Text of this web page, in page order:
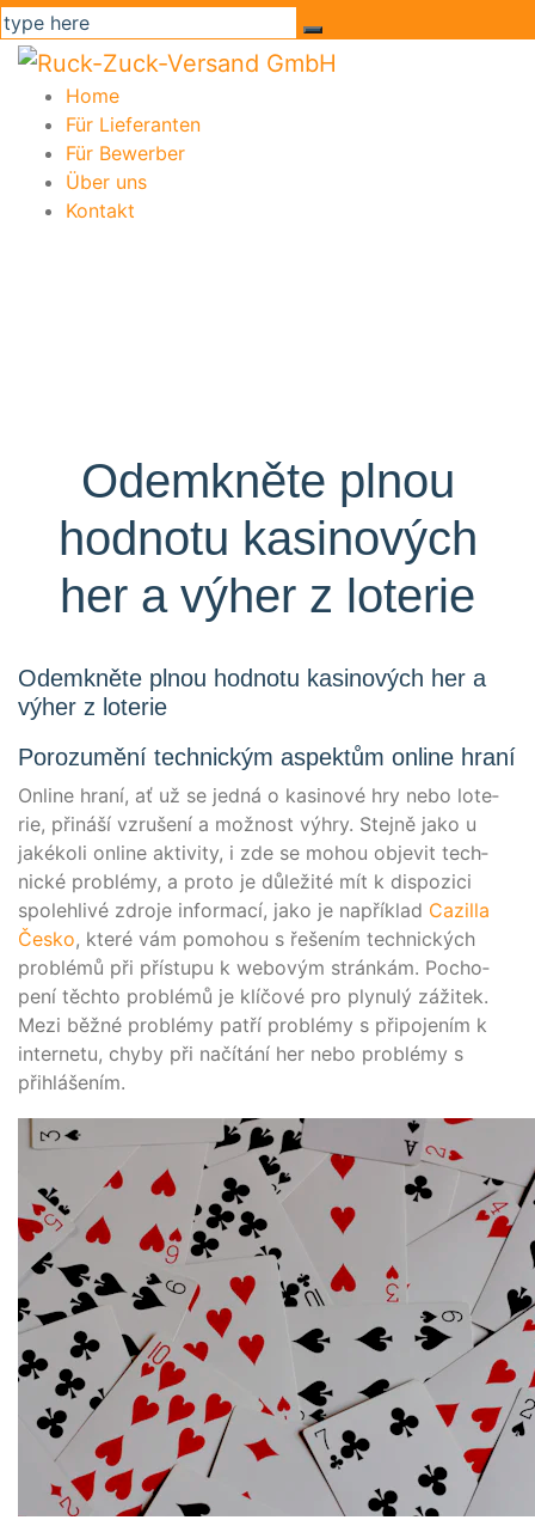
Home
Für Lieferanten
Für Bewerber
Über uns
Kontakt
Odemkněte plnou
hodnotu kasinových
her a výher z loterie
Odemkněte plnou hodnotu kasinových her a
výher z loterie
Porozumění technickým aspektům online hraní
Online hraní, ať už se jed­ná o kasi­no­vé hry nebo lote­
rie, přiná­ší vzrušení a mož­nost výhry. Ste­jně jako u
jaké­ko­li online akti­vi­ty, i zde se mohou obje­vit tech­
nické pro­blé­my, a pro­to je důleži­té mít k dis­po­zi­ci
spo­leh­li­vé zdro­je infor­mací, jako je napří­klad Cazil­la
Čes­ko, kte­ré vám pomo­hou s řešením tech­nických
pro­blé­mů při pří­s­tu­pu k webo­vým strán­kám. Pocho­
pení těch­to pro­blé­mů je klí­čo­vé pro ply­nulý záži­tek.
Mezi běž­né pro­blé­my patří pro­blé­my s při­po­jením k
inter­ne­tu, chy­by při načí­tá­ní her nebo pro­blé­my s
přihlášením.